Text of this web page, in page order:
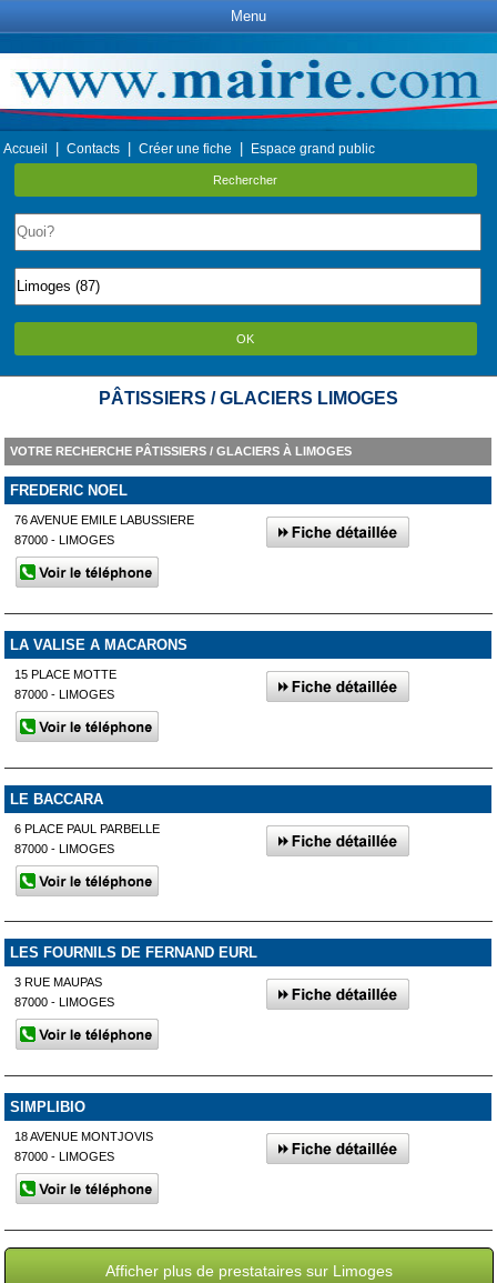
Menu
Accueil Contacts Créer une fiche Espace grand public
Rechercher
OK
PÂTISSIERS / GLACIERS LIMOGES
VOTRE RECHERCHE PÂTISSIERS / GLACIERS À LIMOGES
FREDERIC NOEL
76 AVENUE EMILE LABUSSIERE
87000 - LIMOGES
LA VALISE A MACARONS
15 PLACE MOTTE
87000 - LIMOGES
LE BACCARA
6 PLACE PAUL PARBELLE
87000 - LIMOGES
LES FOURNILS DE FERNAND EURL
3 RUE MAUPAS
87000 - LIMOGES
SIMPLIBIO
18 AVENUE MONTJOVIS
87000 - LIMOGES
Afficher plus de prestataires sur Limoges